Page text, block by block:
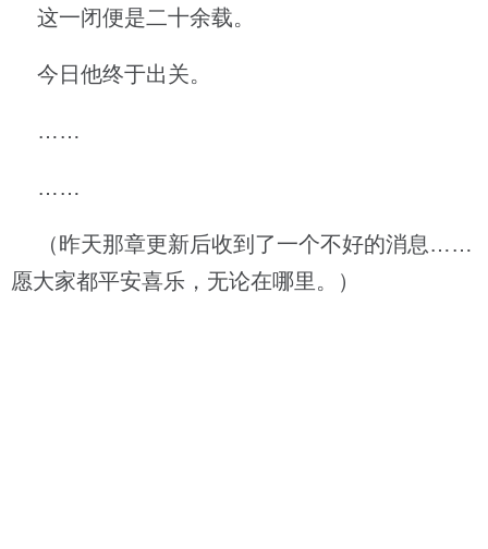
这一闭便是二十余载。
今日他终于出关。
……
……
（昨天那章更新后收到了一个不好的消息……
愿大家都平安喜乐，无论在哪里。）